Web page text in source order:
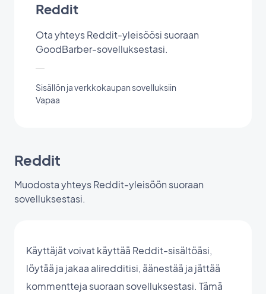
Reddit
Ota yhteys Reddit-yleisöösi suoraan
GoodBarber-sovelluksestasi.
Sisällön ja verkkokaupan sovelluksiin
Vapaa
Reddit
Muodosta yhteys Reddit-yleisöön suoraan
sovelluksestasi.
Käyttäjät voivat käyttää Reddit-sisältöäsi,
löytää ja jakaa aliredditisi, äänestää ja jättää
kommentteja suoraan sovelluksestasi. Tämä